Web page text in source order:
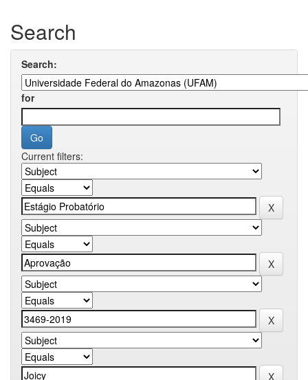
Search
Search:
for
Current filters: